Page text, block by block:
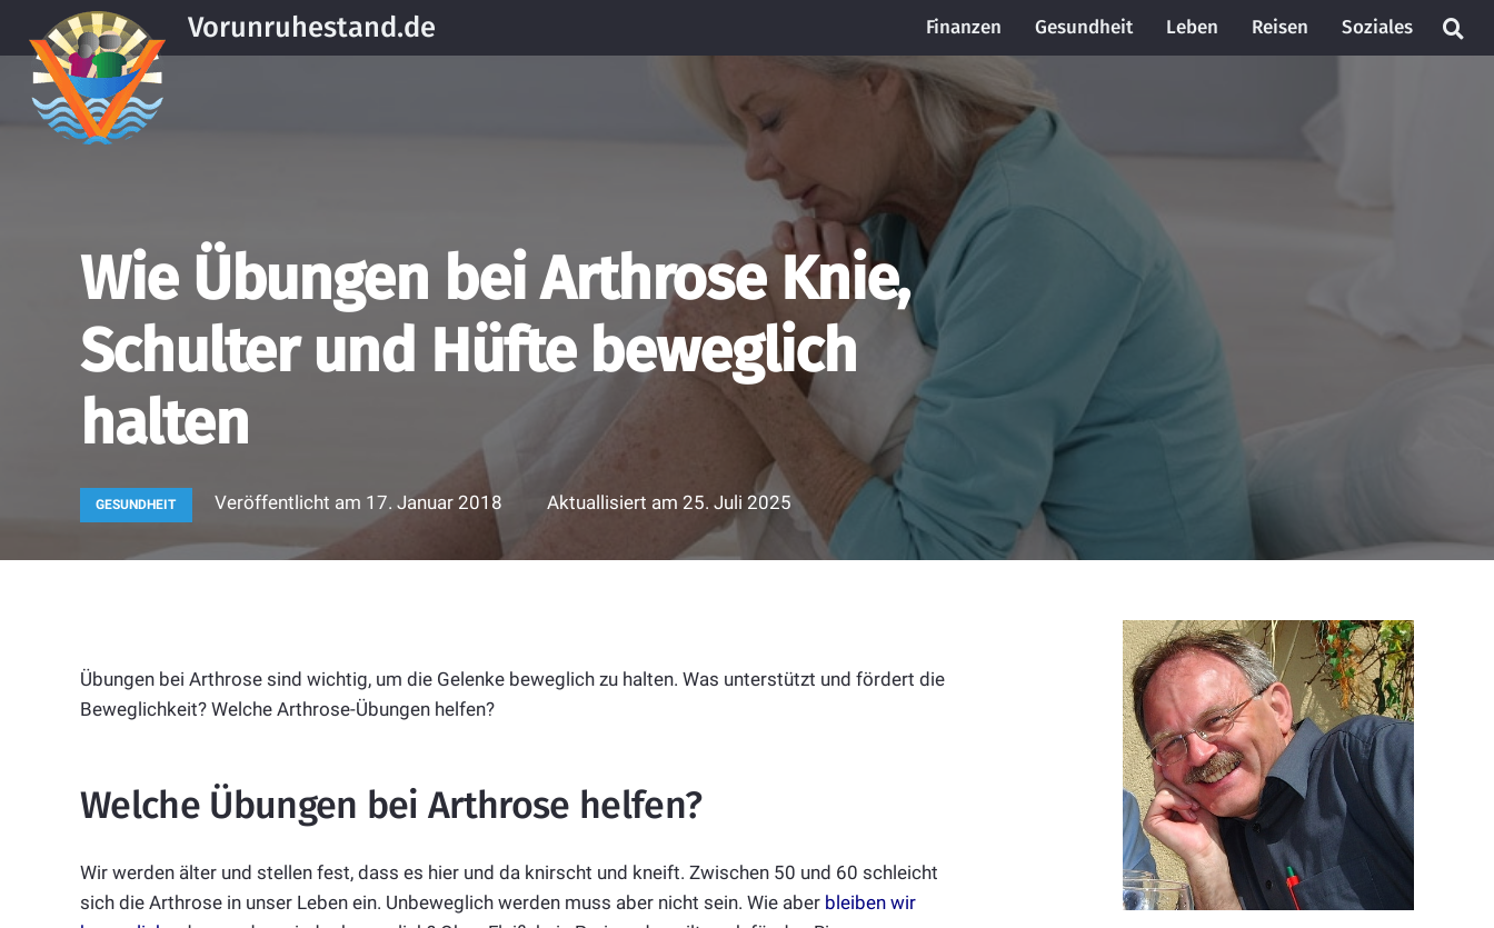
Vorunruhestand.de Finanzen Gesundheit Leben Reisen Soziales
Wie Übungen bei Arthrose Knie,
Schulter und Hüfte beweglich
halten
GESUNDHEIT Veröffentlicht am 17. Januar 2018 Aktuallisiert am 25. Juli 2025
Übungen bei Arthrose sind wichtig, um die Gelenke beweglich zu halten. Was unterstützt und fördert die
Beweglichkeit? Welche Arthrose-Übungen helfen?
Welche Übungen bei Arthrose helfen?
Wir werden älter und stellen fest, dass es hier und da knirscht und kneift. Zwischen 50 und 60 schleicht
sich die Arthrose in unser Leben ein. Unbeweglich werden muss aber nicht sein. Wie aber bleiben wir